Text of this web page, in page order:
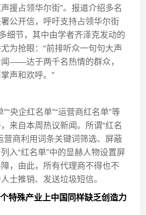
援占领华尔街”。报道介绍多名
公开信，呼吁支持占领华尔街
细节，其中由学者齐泽克发动的
为抢眼：“前排听众一句句大声
——达于两千名热情的群众，
声和欢呼。”
央企红名单”“运营商红名单”等
来自本周热议新闻。所谓“红名
营商利用词条关键词筛选、屏蔽
入“红名单”中的显赫人物设置屏
，由此，所有代理商不得也不
士推销、发送垃圾短信。
特殊产业上中国同样缺乏创造力